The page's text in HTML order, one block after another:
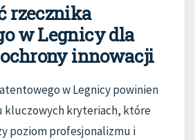
rzecznika
w Legnicy dla
innowacji
w Legnicy powinien
kluczowych kryteriach, które
poziom profesjonalizmu i